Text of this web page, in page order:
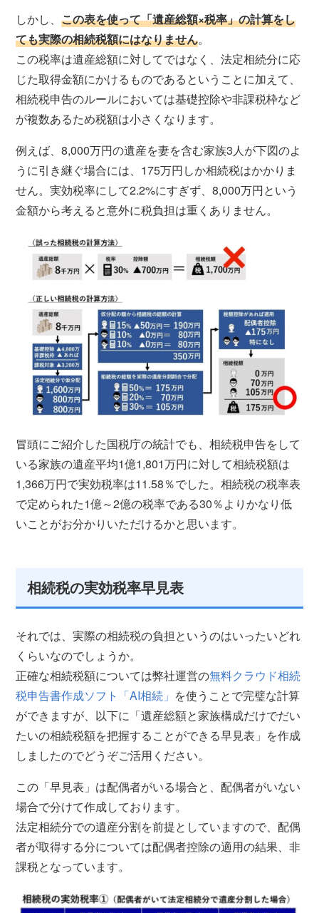
しかし、この表を使って「遺産総額×税率」の計算をし
ても実際の相続税額にはなりません。
この税率は遺産総額に対してではなく、法定相続分に応
じた取得金額にかけるものであるということに加えて、
相続税申告のルールにおいては基礎控除や非課税枠など
が複数あるため税額は小さくなります。
例えば、8,000万円の遺産を妻を含む家族3人が下図のよ
うに引き継ぐ場合には、175万円しか相続税はかかりま
せん。実効税率にして2.2%にすぎず、8,000万円という
金額から考えると意外に税負担は重くありません。
冒頭にご紹介した国税庁の統計でも、相続税申告をして
いる家族の遺産平均1億1,801万円に対して相続税額は
1,366万円で実効税率は11.58％でした。相続税の税率表
で定められた1億～2億の税率である30％よりかなり低
いことがお分かりいただけるかと思います。
相続税の実効税率早見表
それでは、実際の相続税の負担というのはいったいどれ
くらいなのでしょうか。
正確な相続税額については弊社運営の無料クラウド相続
税申告書作成ソフト「AI相続」 を使うことで完璧な計算
ができますが、以下に「遺産総額と家族構成だけでだい
たいの相続税額を把握することができる早見表」を作成
しましたのでどうぞご活用ください。
この「早見表」は配偶者がいる場合と、配偶者がいない
場合で分けて作成しております。
法定相続分での遺産分割を前提としていますので、配偶
者が取得する分については配偶者控除の適用の結果、非
課税となっています。